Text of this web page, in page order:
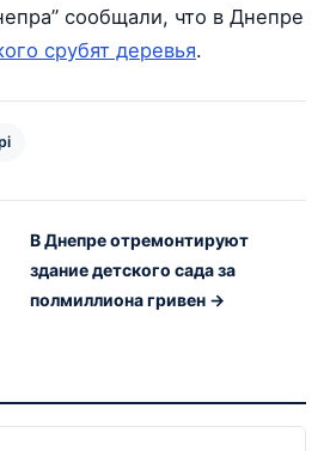
сообщали, что в Днепре
срубят деревья.
В Днепре отремонтируют
здание детского сада за
полмиллиона гривен →